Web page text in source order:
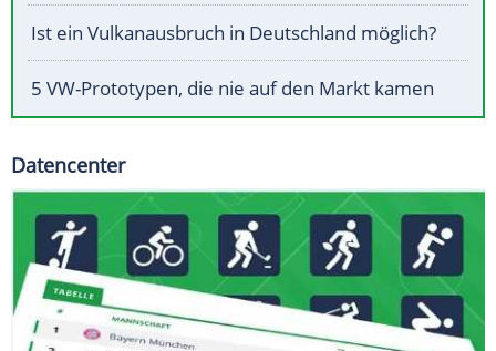
Ist ein Vulkanausbruch in Deutschland möglich?
5 VW-Prototypen, die nie auf den Markt kamen
Datencenter